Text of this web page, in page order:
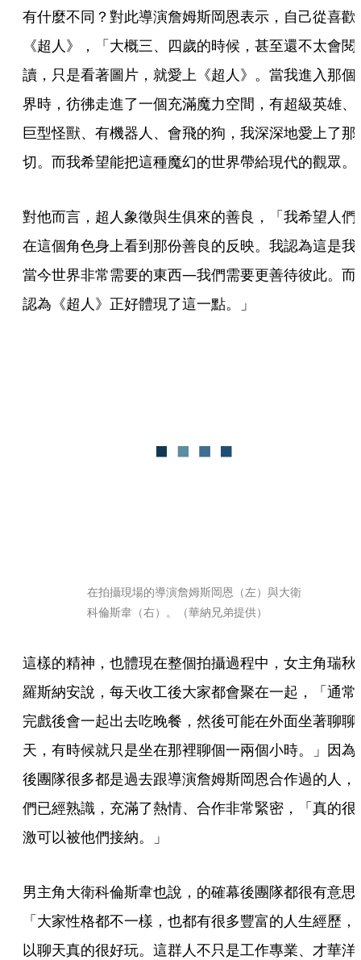
有什麼不同？對此導演詹姆斯岡恩表示，自己從喜歡
《超人》，「大概三、四歲的時候，甚至還不太會閱
讀，只是看著圖片，就愛上《超人》。當我進入那個
界時，彷彿走進了一個充滿魔力空間，有超級英雄、
巨型怪獸、有機器人、會飛的狗，我深深地愛上了那
切。而我希望能把這種魔幻的世界帶給現代的觀眾。
對他而言，超人象徵與生俱來的善良，「我希望人們
在這個角色身上看到那份善良的反映。我認為這是我
當今世界非常需要的東西—我們需要更善待彼此。而
認為《超人》正好體現了這一點。」
在拍攝現場的導演詹姆斯岡恩（左）與大衛
科倫斯韋（右）。（華納兄弟提供）
這樣的精神，也體現在整個拍攝過程中，女主角瑞秋
羅斯納安說，每天收工後大家都會聚在一起，「通常
完戲後會一起出去吃晚餐，然後可能在外面坐著聊聊
天，有時候就只是坐在那裡聊個一兩個小時。」因為
後團隊很多都是過去跟導演詹姆斯岡恩合作過的人，
們已經熟識，充滿了熱情、合作非常緊密，「真的很
激可以被他們接納。」
男主角大衛科倫斯韋也說，的確幕後團隊都很有意思
「大家性格都不一樣，也都有很多豐富的人生經歷，
以聊天真的很好玩。這群人不只是工作專業、才華洋